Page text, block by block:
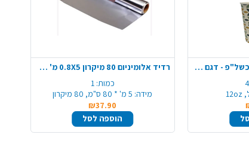
כוס נייר 12oz ארוז 40 כשל"פ - דגם משתנה
רדיד אלומיניום 80 מיקרון 0.8X5 מ' כשל"פ - רחב ועבה במיוחד
כמות: 1
מידה: 5 מ' * 80 ס"מ, 80 מיקרון
₪37.90
הוספה לסל